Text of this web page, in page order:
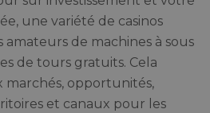
une variété de casinos
de machines à sous
de tours gratuits. Cela
opportunités,
et canaux pour les